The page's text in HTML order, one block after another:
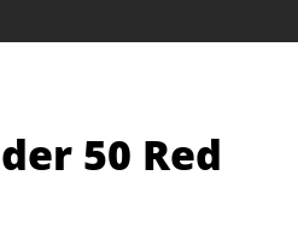
50 Red